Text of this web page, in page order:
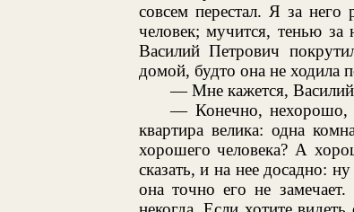
совсем перестал. Я за него
человек; мучится, тенью
Василий Петрович
домой, будто она не ходила
— Мне кажется,
— Конечно, нехорошо,
квартира велика: одна
хорошего человека? А
сказать, и на нее досадно:
она точно его не